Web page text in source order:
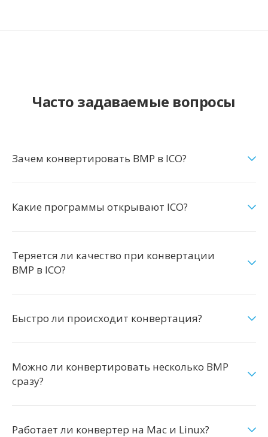
Часто задаваемые вопросы
Зачем конвертировать BMP в ICO?
Какие программы открывают ICO?
Теряется ли качество при конвертации
BMP в ICO?
Быстро ли происходит конвертация?
Можно ли конвертировать несколько BMP
сразу?
Работает ли конвертер на Mac и Linux?